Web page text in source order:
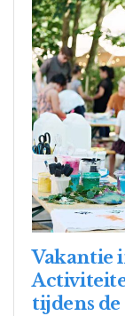
Vakantie
tijdens